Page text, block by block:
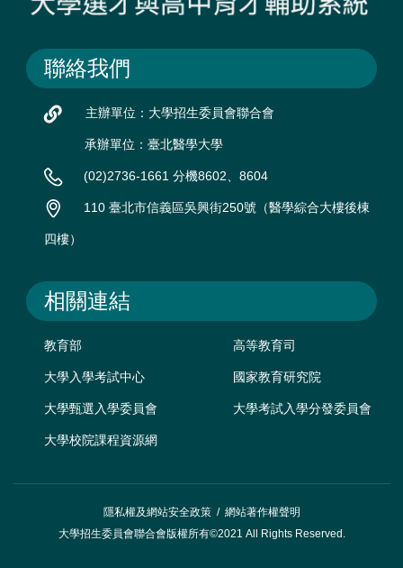
聯絡我們
主辦單位：大學招生委員會聯合會
承辦單位：臺北醫學大學
(02)2736-1661 分機8602、8604
110 臺北市信義區吳興街250號（醫學綜合大樓後棟
四樓）
相關連結
教育部 高等教育司
大學入學考試中心 國家教育研究院
大學甄選入學委員會 大學考試入學分發委員會
大學校院課程資源網
隱私權及網站安全政策/ 網站著作權聲明
大學招生委員會聯合會版權所有©2021 All Rights Reserved.